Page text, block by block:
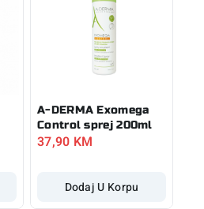
A-DERMA Exomega
Control sprej 200ml
37,90 KM
Dodaj U Korpu